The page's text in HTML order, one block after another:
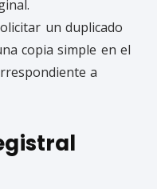
un duplicado
copia simple en el
a